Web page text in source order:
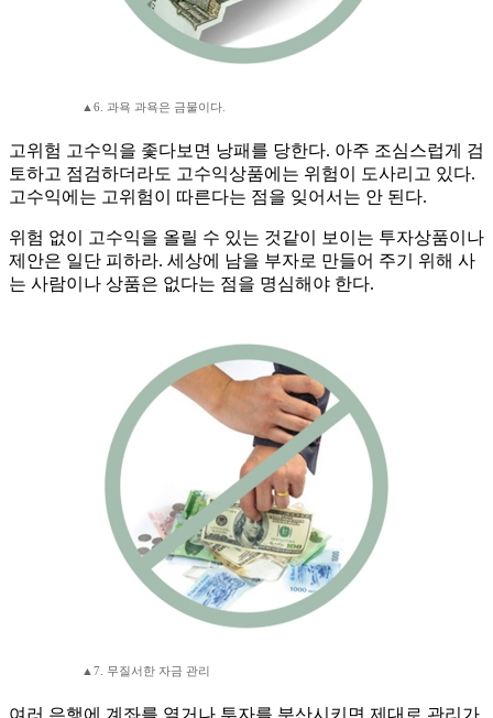
▲6. 과욕 과욕은 금물이다.
고위험 고수익을 좇다보면 낭패를 당한다. 아주 조심스럽게 검
토하고 점검하더라도 고수익상품에는 위험이 도사리고 있다.
고수익에는 고위험이 따른다는 점을 잊어서는 안 된다.
위험 없이 고수익을 올릴 수 있는 것같이 보이는 투자상품이나
제안은 일단 피하라. 세상에 남을 부자로 만들어 주기 위해 사
는 사람이나 상품은 없다는 점을 명심해야 한다.
▲7. 무질서한 자금 관리